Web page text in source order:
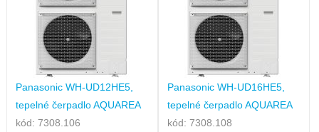
Panasonic WH-UD12HE5,
tepelné čerpadlo AQUAREA
kód: 7308.106
Panasonic WH-UD16HE5,
tepelné čerpadlo AQUAREA
kód: 7308.108